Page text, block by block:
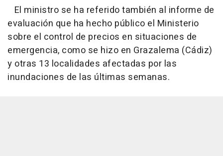
El ministro se ha referido también al informe de
evaluación que ha hecho público el Ministerio
sobre el control de precios en situaciones de
emergencia, como se hizo en Grazalema (Cádiz)
y otras 13 localidades afectadas por las
inundaciones de las últimas semanas.